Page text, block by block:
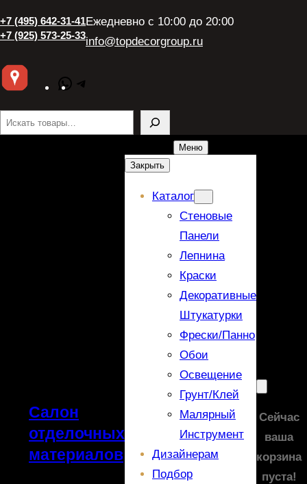
+7 (495) 642-31-41
+7 (925) 573-25-33
Ежедневно с 10:00 до 20:00
info@topdecorgroup.ru
WhatsApp
Поиск
Салон
отделочных
материалов
Меню
Закрыть
Каталог
Стеновые
Панели
Лепнина
Краски
Декоративные
Штукатурки
Фрески/панно
Обои
Освещение
Грунт/Клей
Малярный
Инструмент
Дизайнерам
Подбор
Сейчас
ваша
корзина
пуста!